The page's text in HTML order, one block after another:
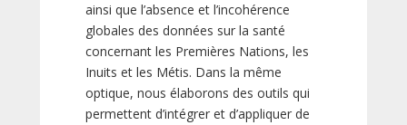
ainsi que l’absence et l’incohérence
globales des données sur la santé
concernant les Premières Nations, les
Inuits et les Métis. Dans la même
optique, nous élaborons des outils qui
permettent d’intégrer et d’appliquer de